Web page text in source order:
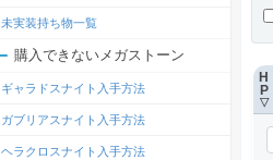
H
P
▽
未実装持ち物一覧
購入できないメガストーン
ギャラドスナイト入手方法
ガブリアスナイト入手方法
ヘラクロスナイト入手方法